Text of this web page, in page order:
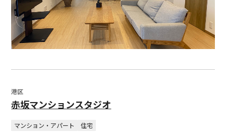
港区
赤坂マンションスタジオ
マンション・アパート 住宅